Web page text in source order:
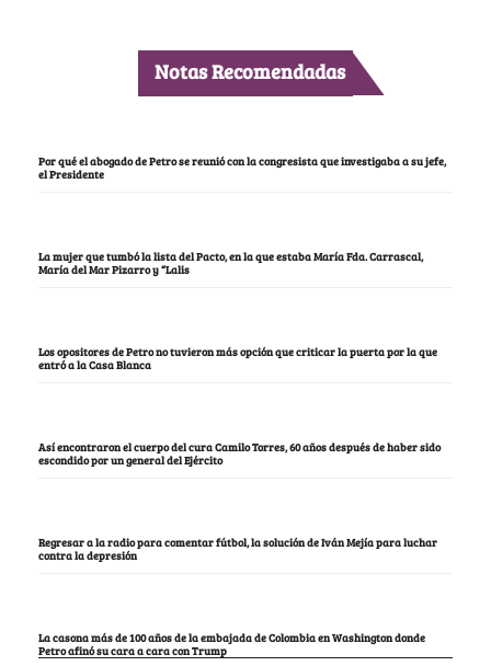
Notas Recomendadas
Por qué el abogado de Petro se reunió con la congresista que investigaba a su jefe,
el Presidente
La mujer que tumbó la lista del Pacto, en la que estaba María Fda. Carrascal,
María del Mar Pizarro y “Lalis
Los opositores de Petro no tuvieron más opción que criticar la puerta por la que
entró a la Casa Blanca
Así encontraron el cuerpo del cura Camilo Torres, 60 años después de haber sido
escondido por un general del Ejército
Regresar a la radio para comentar fútbol, la solución de Iván Mejía para luchar
contra la depresión
La casona más de 100 años de la embajada de Colombia en Washington donde
Petro afinó su cara a cara con Trump